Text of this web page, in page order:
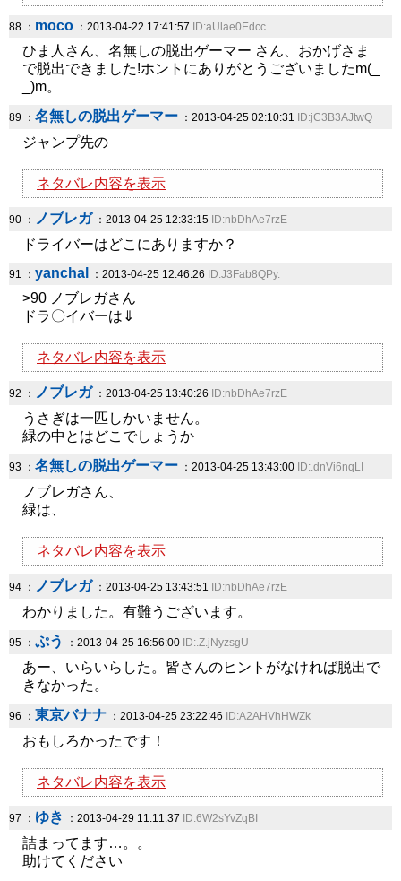
88 ： moco ：2013-04-22 17:41:57 ID:aUlae0Edcc
ひま人さん、名無しの脱出ゲーマー さん、おかげさま
で脱出できました!ホントにありがとうございましたm(_
_)m。
89 ： 名無しの脱出ゲーマー ：2013-04-25 02:10:31 ID:jC3B3AJtwQ
ジャンプ先の
ネタバレ内容を表示
90 ： ノブレガ ：2013-04-25 12:33:15 ID:nbDhAe7rzE
ドライバーはどこにありますか？
91 ： yanchal ：2013-04-25 12:46:26 ID:J3Fab8QPy.
>90 ノブレガさん
ドラ〇イバーは⇓
ネタバレ内容を表示
92 ： ノブレガ ：2013-04-25 13:40:26 ID:nbDhAe7rzE
うさぎは一匹しかいません。
緑の中とはどこでしょうか
93 ： 名無しの脱出ゲーマー ：2013-04-25 13:43:00 ID:.dnVi6nqLI
ノブレガさん、
緑は、
ネタバレ内容を表示
94 ： ノブレガ ：2013-04-25 13:43:51 ID:nbDhAe7rzE
わかりました。有難うございます。
95 ： ぷう ：2013-04-25 16:56:00 ID:.Z.jNyzsgU
あー、いらいらした。皆さんのヒントがなければ脱出で
きなかった。
96 ： 東京バナナ ：2013-04-25 23:22:46 ID:A2AHVhHWZk
おもしろかったです！
ネタバレ内容を表示
97 ： ゆき ：2013-04-29 11:11:37 ID:6W2sYvZqBI
詰まってます…。。
助けてください